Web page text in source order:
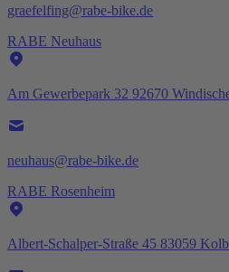
graefelfing@rabe-bike.de
RABE Neuhaus
Am Gewerbepark 32 92670
neuhaus@rabe-bike.de
RABE Rosenheim
Albert-Schalper-Straße 45 83059